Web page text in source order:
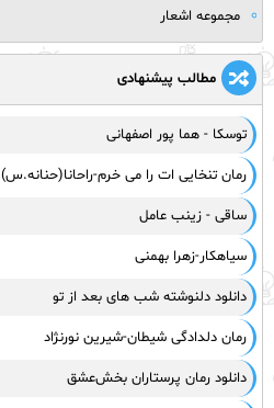
مجموعه اشعار
مطالب پیشنهادی
توسکا - هما پور اصفهانی
رمان تنخایی ات را می خرم-راحانا(حنانه.س)
ساقی - زینب عامل
سیاهکار-زهرا بهمنی
دانلود دلنوشته شب های بعد از تو
رمان دلدادگی شیطان-شیرین نورنژاد
دانلود رمان پرستاران بخش‌عشق